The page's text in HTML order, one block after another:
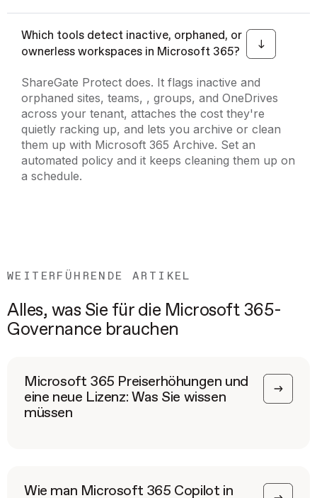
Which tools detect inactive, orphaned, or
ownerless workspaces in Microsoft 365?
ShareGate Protect does. It flags inactive and
orphaned sites, teams, , groups, and OneDrives
across your tenant, attaches the cost they're
quietly racking up, and lets you archive or clean
them up with Microsoft 365 Archive. Set an
automated policy and it keeps cleaning them up on
a schedule.
WEITERFÜHRENDE ARTIKEL
Alles, was Sie für die Microsoft 365-
Governance brauchen
Microsoft 365 Preiserhöhungen und
eine neue Lizenz: Was Sie wissen
müssen
Wie man Microsoft 365 Copilot in